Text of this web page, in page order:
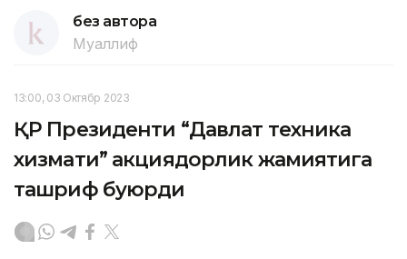
без автора
Муаллиф
13:00, 03 Октябр 2023
ҚР Президенти “Давлат техника
хизмати” акциядорлик жамиятига
ташриф буюрди